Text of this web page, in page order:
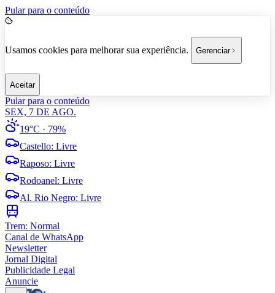
Pular para o conteúdo
Usamos cookies para melhorar sua experiência. Gerenciar
Aceitar
Pular para o conteúdo
SEX, 7 DE AGO.
19°C · 79%
Castello: Livre
Raposo: Livre
Rodoanel: Livre
Al. Rio Negro: Livre
Trem: Normal
Canal de WhatsApp
Newsletter
Jornal Digital
Publicidade Legal
Anuncie